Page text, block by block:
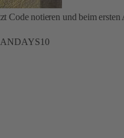
Code notieren und beim ersten